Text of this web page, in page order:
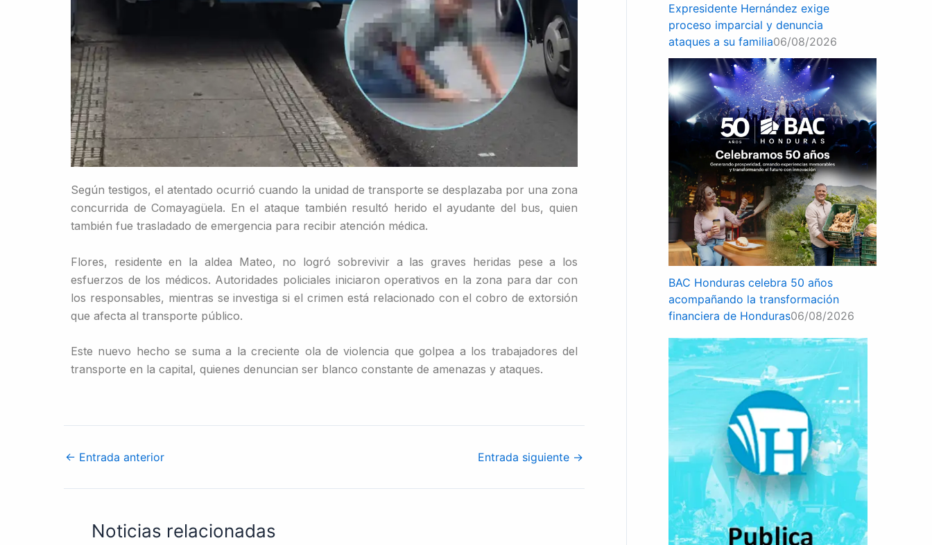
Según testigos, el atentado ocurrió cuando la unidad de transporte se desplazaba por una zona
concurrida de Comayagüela. En el ataque también resultó herido el ayudante del bus, quien
también fue trasladado de emergencia para recibir atención médica.
Flores, residente en la aldea Mateo, no logró sobrevivir a las graves heridas pese a los
esfuerzos de los médicos. Autoridades policiales iniciaron operativos en la zona para dar con
los responsables, mientras se investiga si el crimen está relacionado con el cobro de extorsión
que afecta al transporte público.
Este nuevo hecho se suma a la creciente ola de violencia que golpea a los trabajadores del
transporte en la capital, quienes denuncian ser blanco constante de amenazas y ataques.
← Entrada anterior Entrada siguiente →
Noticias relacionadas
Expresidente Hernández exige
proceso imparcial y denuncia
ataques a su familia06/08/2026
BAC Honduras celebra 50 años
acompañando la transformación
financiera de Honduras06/08/2026